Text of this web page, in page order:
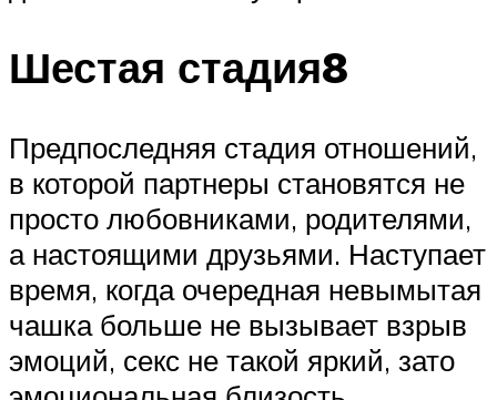
Шестая стадия8
Предпоследняя стадия отношений,
в которой партнеры становятся не
просто любовниками, родителями,
а настоящими друзьями. Наступает
время, когда очередная невымытая
чашка больше не вызывает взрыв
эмоций, секс не такой яркий, зато